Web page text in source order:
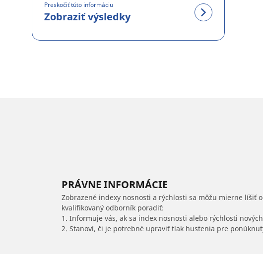
Preskočiť túto informáciu
Zobraziť výsledky
PRÁVNE INFORMÁCIE
Zobrazené indexy nosnosti a rýchlosti sa môžu mierne líšiť
kvalifikovaný odborník poradiť:
1. Informuje vás, ak sa index nosnosti alebo rýchlosti
2. Stanoví, či je potrebné upraviť tlak hustenia pre